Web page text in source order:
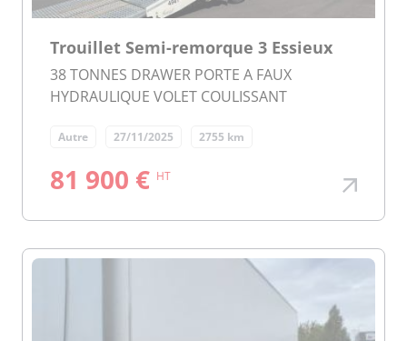
Trouillet Semi-remorque 3 Essieux
38 TONNES DRAWER PORTE A FAUX
HYDRAULIQUE VOLET COULISSANT
Autre 27/11/2025 2755 km
81 900 € HT